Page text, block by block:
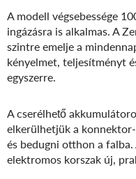
A modell végsebessége
ingázásra is alkalmas. A
szintre emelje a
kényelmet, teljesítményt
egyszerre.
A cserélhető
elkerülhetjük a
és bedugni otthon a
elektromos korszak új,